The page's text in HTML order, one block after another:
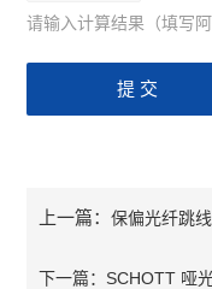
请输入计算结果（填写
上一篇：保偏光纤跳
下一篇： SCHOTT 哑